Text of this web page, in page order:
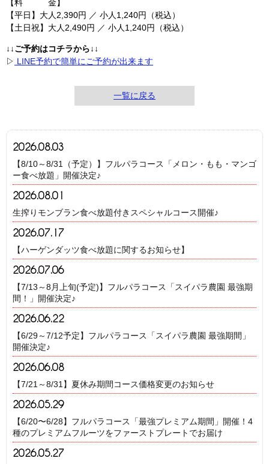
2026.08.03
【8/10～8/31（予定）】フルパラコース「メロン・もも・マンゴ
ー食べ放題」開催決定♪
2026.08.01
生搾りモンブラン食べ放題付きスペシャルコース開催♪
2026.07.17
【ハーゲンダッツ食べ放題に関するお知らせ】
2026.07.06
【7/13～8月上旬(予定)】フルパラコース「スイパラ農園 最強期
間！」開催決定♪
2026.06.22
【6/29～7/12予定】フルパラコース「スイパラ農園 最強期間」
開催決定♪
2026.06.08
【7/21～8/31】夏休み期間コース価格変更のお知らせ
2026.05.29
【6/20〜6/28】フルパラコース「最強プレミアム期間」開催！4
種のプレミアムフルーツをファーストプレートでお届け
2026.05.27
【料 金】
【平日】⼤⼈2,390円 ／ ⼩⼈1,240円（税込）
【土日祝】⼤⼈2,490円 ／ ⼩⼈1,240円（税込）
↓↓ご予約はコチラから↓↓
▷ LINE予約で簡単にご予約が出来ます
一覧に戻る